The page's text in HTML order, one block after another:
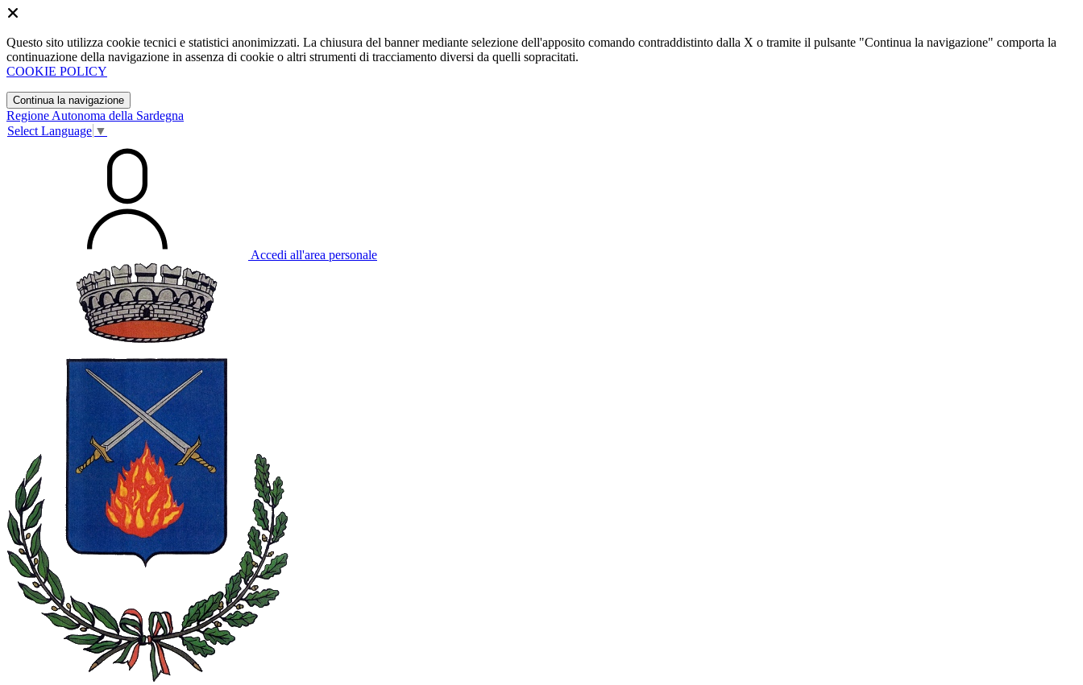
Questo sito utilizza cookie tecnici e statistici anonimizzati. La chiusura del banner mediante selezione dell'apposito comando contraddistinto dalla X o tramite il pulsante "Continua la navigazione" comporta la
continuazione della navigazione in assenza di cookie o altri strumenti di tracciamento diversi da quelli sopracitati.
COOKIE POLICY
Continua la navigazione
Regione Autonoma della Sardegna
Select Language ▼
Accedi all'area personale